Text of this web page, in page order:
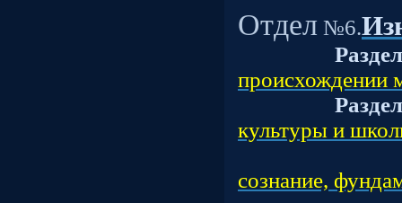
Отдел №6.
Раздел
происхождении
Раздел
культуры и
сознание,